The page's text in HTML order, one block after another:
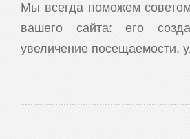
Мы всегда поможем
вашего сайта: его
увеличение посещаемости,